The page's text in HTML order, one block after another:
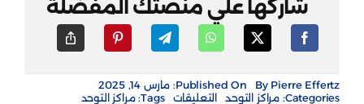
شاركها علي منصتك المفضلة
By Pierre Effertz
Published On: مارس 14, 2025
Categories: مراكز التوحد التعليقاتعلىTags: مراكز التوحد